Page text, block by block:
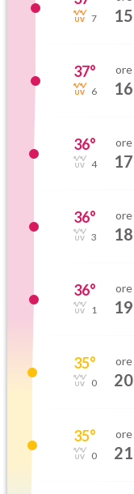
7 15
37°
6
ore
16
36°
4
ore
17
36°
3
ore
18
36°
1
ore
19
35°
0
ore
20
35°
0
ore
21